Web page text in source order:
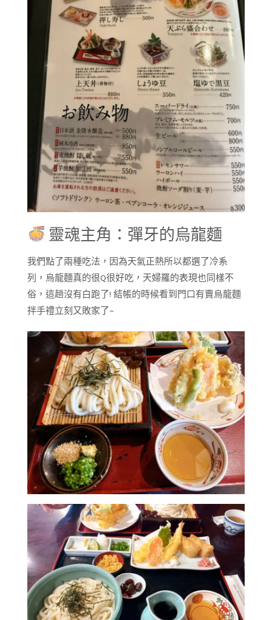
靈魂主角：彈牙的烏龍麵
我們點了兩種吃法，因為天氣正熱所以都選了冷系
列，烏龍麵真的很Q很好吃，天婦羅的表現也同樣不
俗，這趟沒有白跑了! 結帳的時候看到門口有賣烏龍麵
拌手禮立刻又敗家了~